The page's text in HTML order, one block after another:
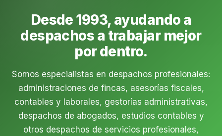
Desde 1993, ayudando a
despachos a trabajar mejor
por dentro.
Somos especialistas en despachos profesionales:
administraciones de fincas, asesorías fiscales,
contables y laborales, gestorías administrativas,
despachos de abogados, estudios contables y
otros despachos de servicios profesionales,